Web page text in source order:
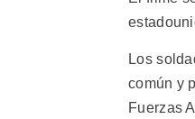
Los
común y
Fuerzas